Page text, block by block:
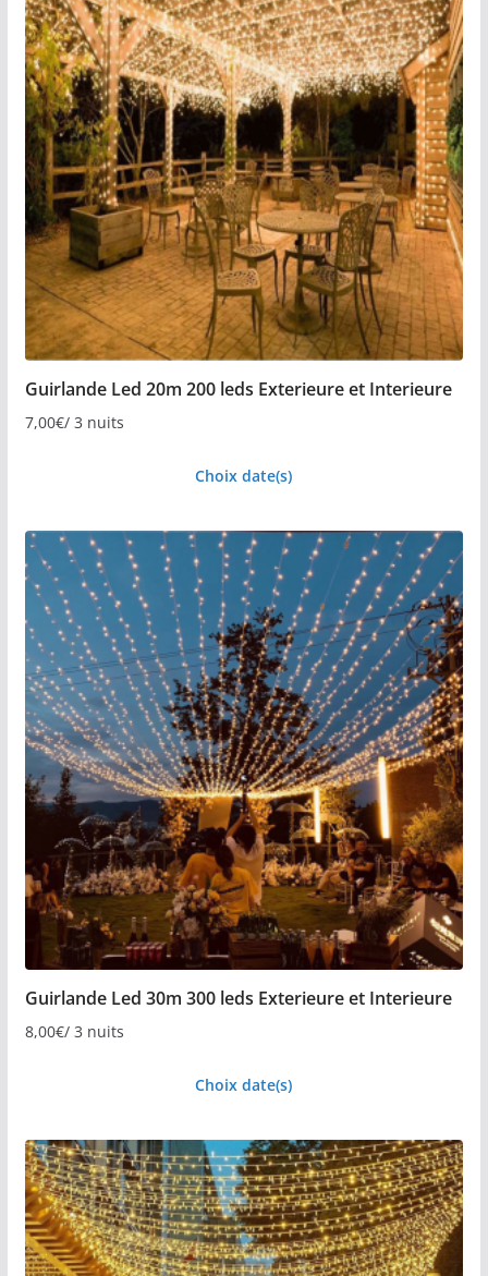
Guirlande Led 20m 200 leds Exterieure et Interieure
7,00€/ 3 nuits
Choix date(s)
Guirlande Led 30m 300 leds Exterieure et Interieure
8,00€/ 3 nuits
Choix date(s)